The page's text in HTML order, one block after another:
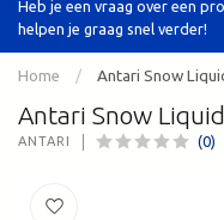
Heb je een vraag over een
helpen je graag snel verder!
Home / Antari Snow
Antari Snow
ANTARI (0)